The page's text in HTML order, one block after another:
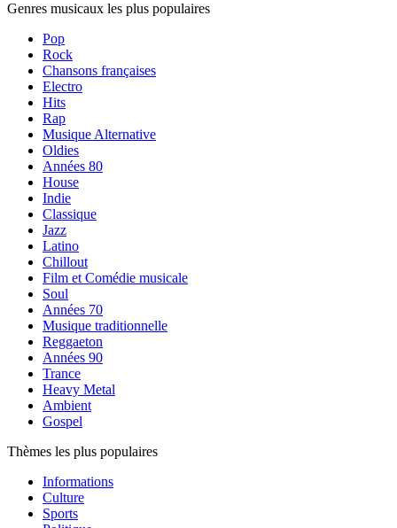
Genres musicaux les plus populaires
Pop
Rock
Chansons françaises
Electro
Hits
Rap
Musique Alternative
Oldies
Années 80
House
Indie
Classique
Jazz
Latino
Chillout
Film et Comédie musicale
Soul
Années 70
Musique traditionnelle
Reggaeton
Années 90
Trance
Heavy Metal
Ambient
Gospel
Thèmes les plus populaires
Informations
Culture
Sports